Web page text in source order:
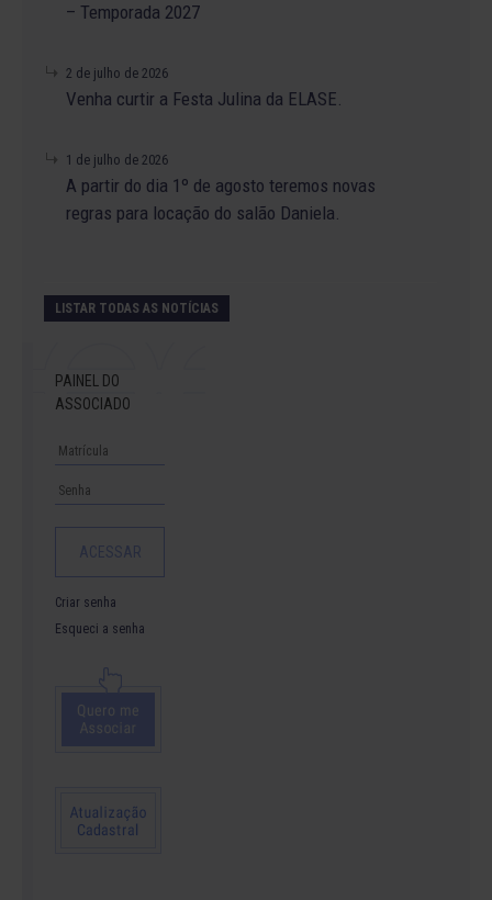
– Temporada 2027
2 de julho de 2026
Venha curtir a Festa Julina da ELASE.
1 de julho de 2026
A partir do dia 1º de agosto teremos novas
regras para locação do salão Daniela.
LISTAR TODAS AS NOTÍCIAS
PAINEL DO
ASSOCIADO
Criar senha
Esqueci a senha